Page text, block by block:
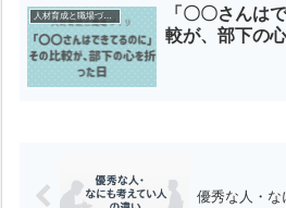
人材育成と職場づくり
「〇〇さんは
較が、部下の
優秀な人・な